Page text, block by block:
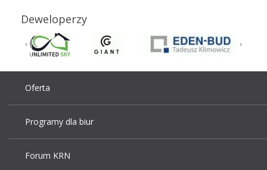
Deweloperzy
Oferta
Programy dla biur
Forum KRN